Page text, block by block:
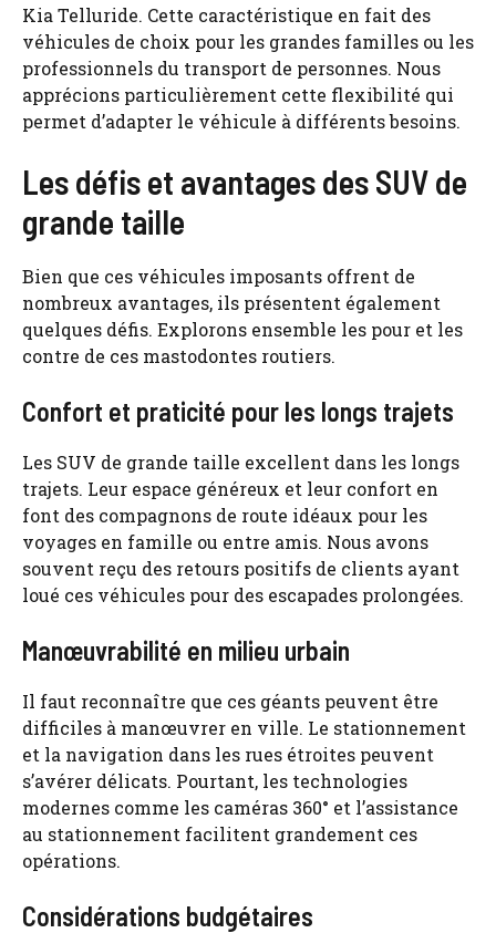
Kia Telluride. Cette caractéristique en fait des
véhicules de choix pour les grandes familles ou les
professionnels du transport de personnes. Nous
apprécions particulièrement cette flexibilité qui
permet d’adapter le véhicule à différents besoins.
Les défis et avantages des SUV de
grande taille
Bien que ces véhicules imposants offrent de
nombreux avantages, ils présentent également
quelques défis. Explorons ensemble les pour et les
contre de ces mastodontes routiers.
Confort et praticité pour les longs trajets
Les SUV de grande taille excellent dans les longs
trajets. Leur espace généreux et leur confort en
font des compagnons de route idéaux pour les
voyages en famille ou entre amis. Nous avons
souvent reçu des retours positifs de clients ayant
loué ces véhicules pour des escapades prolongées.
Manœuvrabilité en milieu urbain
Il faut reconnaître que ces géants peuvent être
difficiles à manœuvrer en ville. Le stationnement
et la navigation dans les rues étroites peuvent
s’avérer délicats. Pourtant, les technologies
modernes comme les caméras 360° et l’assistance
au stationnement facilitent grandement ces
opérations.
Considérations budgétaires